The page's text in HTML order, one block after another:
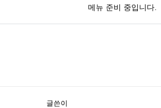
메뉴 준비 중입니다.
글쓴이